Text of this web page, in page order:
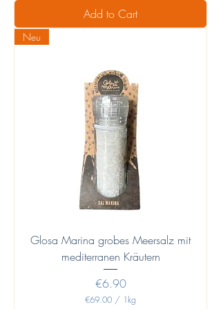
7
.
e
r
1
K
i
l
o
r
a
m
Add to Cart
Neu
Glosa Marina grobes Meersalz mit
mediterranen Kräutern
Price
€6.90
€69.00 / 1kg